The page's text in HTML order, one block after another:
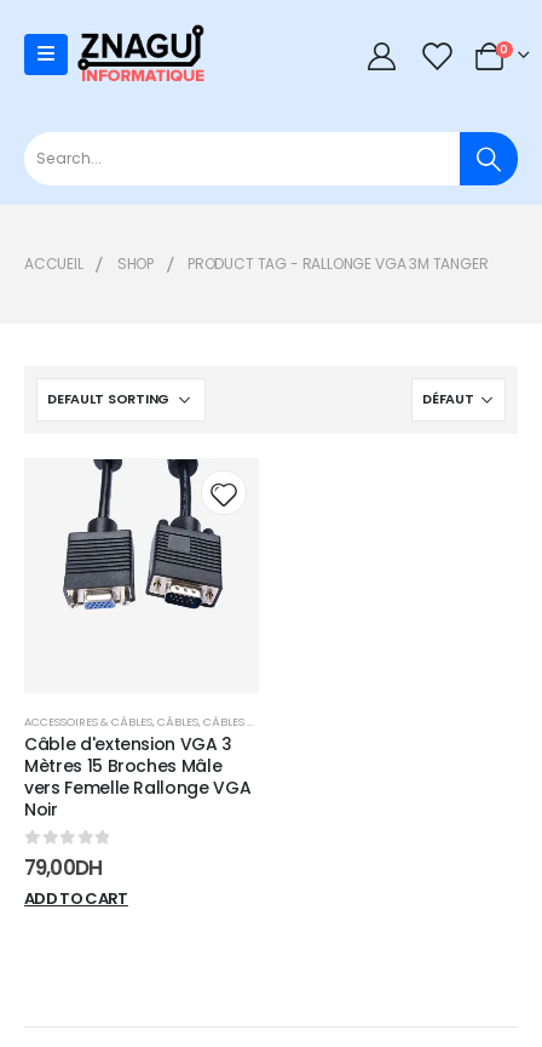
0 0
ACCUEIL SHOP PRODUCT TAG - RALLONGE VGA 3M TANGER
Add to
wishlist
ACCESSOIRES & CÂBLES,CÂBLES,CÂBLES VGA
Câble d'extension VGA 3
Mètres 15 Broches Mâle
vers Femelle Rallonge VGA
Noir
0sur 5
79,00DH
ADD TO CART